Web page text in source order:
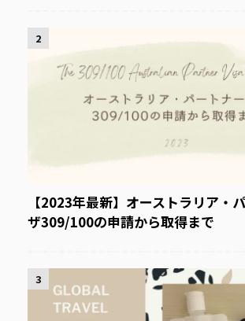
2
【2023年最新】オーストラリア・
ザ309/100の申請から取得まで
3